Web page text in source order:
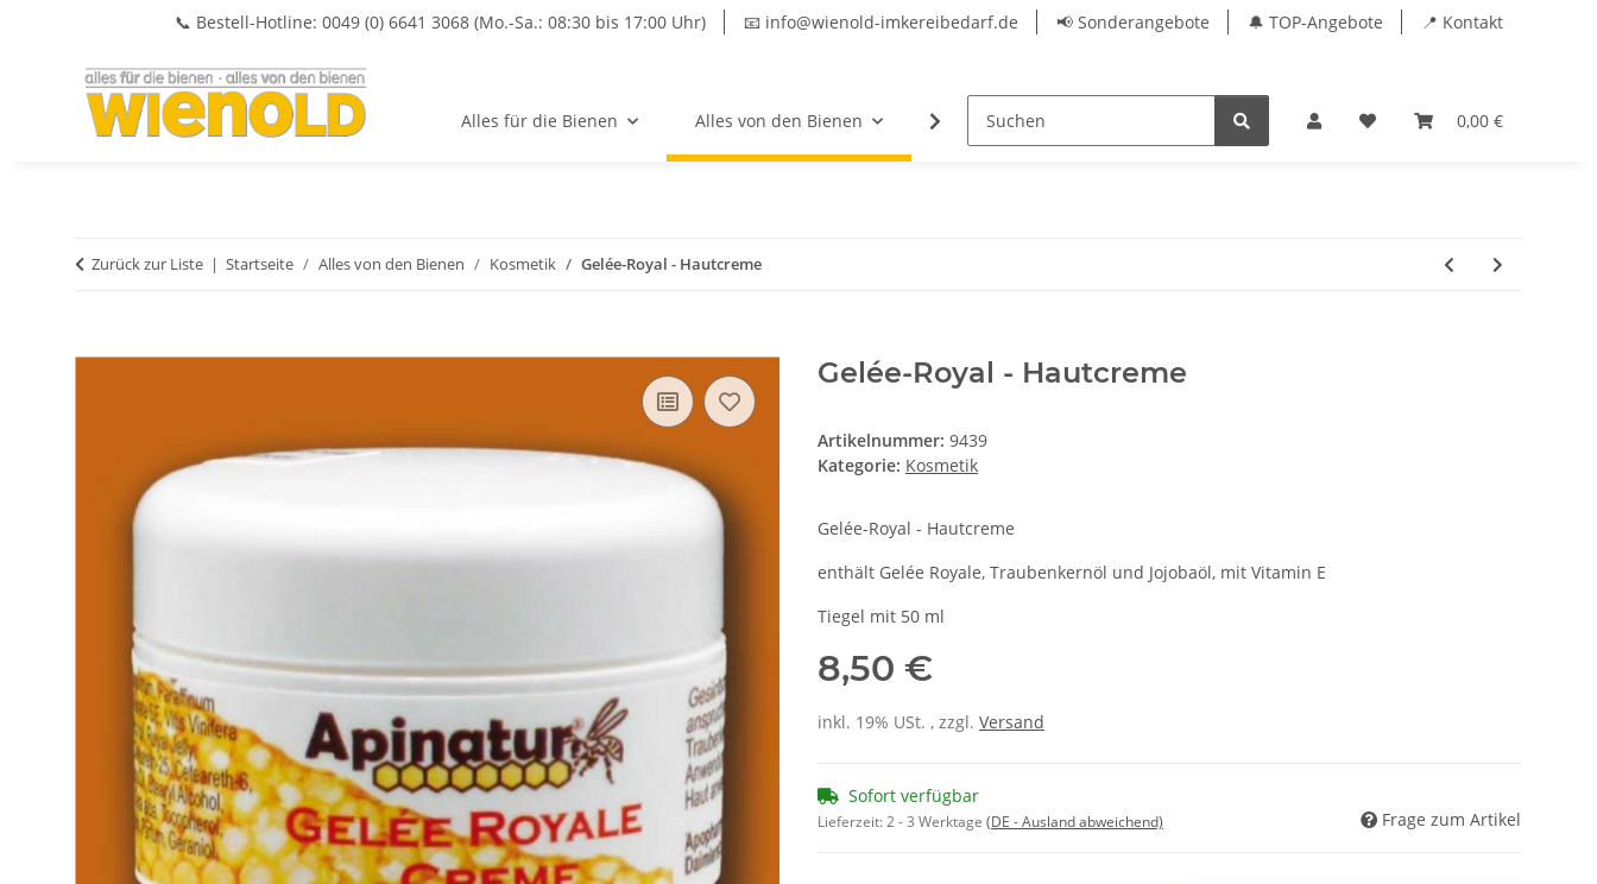
📞 Bestell-Hotline: 0049 (0) 6641 3068 (Mo.-Sa.: 08:30 bis 17:00 Uhr) 📧 info@wienold-imkereibedarf.de 📢 Sonderangebote 🔔 TOP-Angebote 📍 Kontakt
0,00 €
Alles für die Bienen Alles von den Bienen Hersteller
Zurück zur Liste Startseite Alles von den Bienen Kosmetik Gelée-Royal - Hautcreme
Gelée-Royal - Hautcreme
Artikelnummer: 9439
Kategorie: Kosmetik
Gelée-Royal - Hautcreme
enthält Gelée Royale, Traubenkernöl und Jojobaöl, mit Vitamin E
Tiegel mit 50 ml
8,50 €
inkl. 19% USt. , zzgl. Versand
Sofort verfügbar
Lieferzeit:2 - 3 Werktage (DE - Ausland abweichend) Frage zum Artikel